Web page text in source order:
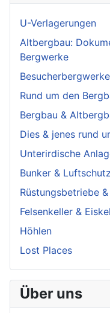
U-Verlagerungen
Altbergbau:
Bergwerke
Besucherbergwerke
Rund um den
Bergbau &
Dies & jenes rund
Unterirdische
Bunker & Luftschutz
Rüstungsbetriebe
Felsenkeller &
Höhlen
Lost Places
Über uns